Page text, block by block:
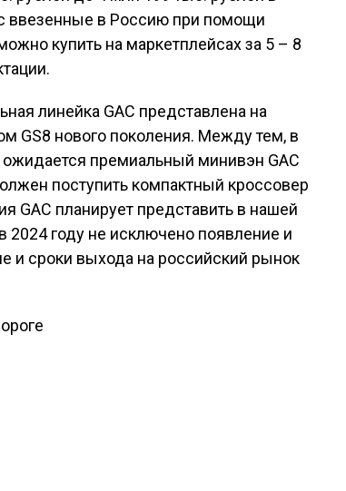
ввезенные в Россию при помощи
купить на маркетплейсах за 5 – 8
линейка GAC представлена на
GS8 нового поколения. Между тем, в
премиальный минивэн GAC
поступить компактный кроссовер
GAC планирует представить в нашей
2024 году не исключено появление и
и сроки выхода на российский рынок